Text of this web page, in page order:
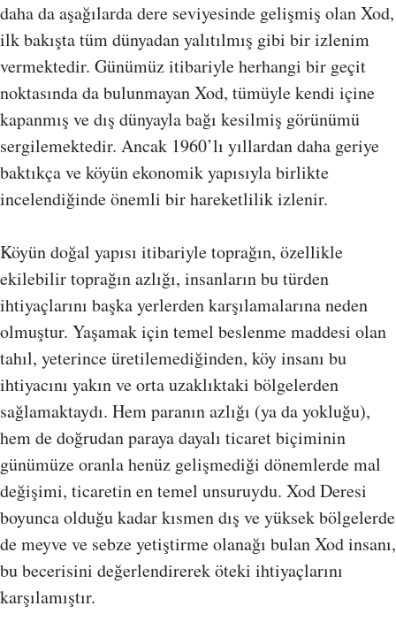
daha da aşağılarda dere seviyesinde gelişmiş olan Xod,
ilk bakışta tüm dünyadan yalıtılmış gibi bir izlenim
vermektedir. Günümüz itibariyle herhangi bir geçit
noktasında da bulunmayan Xod, tümüyle kendi içine
kapanmış ve dış dünyayla bağı kesilmiş görünümü
sergilemektedir. Ancak 1960’lı yıllardan daha geriye
baktıkça ve köyün ekonomik yapısıyla birlikte
incelendiğinde önemli bir hareketlilik izlenir.
Köyün doğal yapısı itibariyle toprağın, özellikle
ekilebilir toprağın azlığı, insanların bu türden
ihtiyaçlarını başka yerlerden karşılamalarına neden
olmuştur. Yaşamak için temel beslenme maddesi olan
tahıl, yeterince üretilemediğinden, köy insanı bu
ihtiyacını yakın ve orta uzaklıktaki bölgelerden
sağlamaktaydı. Hem paranın azlığı (ya da yokluğu),
hem de doğrudan paraya dayalı ticaret biçiminin
günümüze oranla henüz gelişmediği dönemlerde mal
değişimi, ticaretin en temel unsuruydu. Xod Deresi
boyunca olduğu kadar kısmen dış ve yüksek bölgelerde
de meyve ve sebze yetiştirme olanağı bulan Xod insanı,
bu becerisini değerlendirerek öteki ihtiyaçlarını
karşılamıştır.